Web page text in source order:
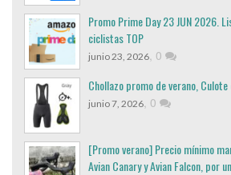
Promo Prime Day 23 JUN 2026.
ciclistas TOP
junio 23, 2026, 0
Chollazo promo de verano,
junio 7, 2026, 0
[Promo verano] Precio mínimo
Avian Canary y Avian Falcon, por